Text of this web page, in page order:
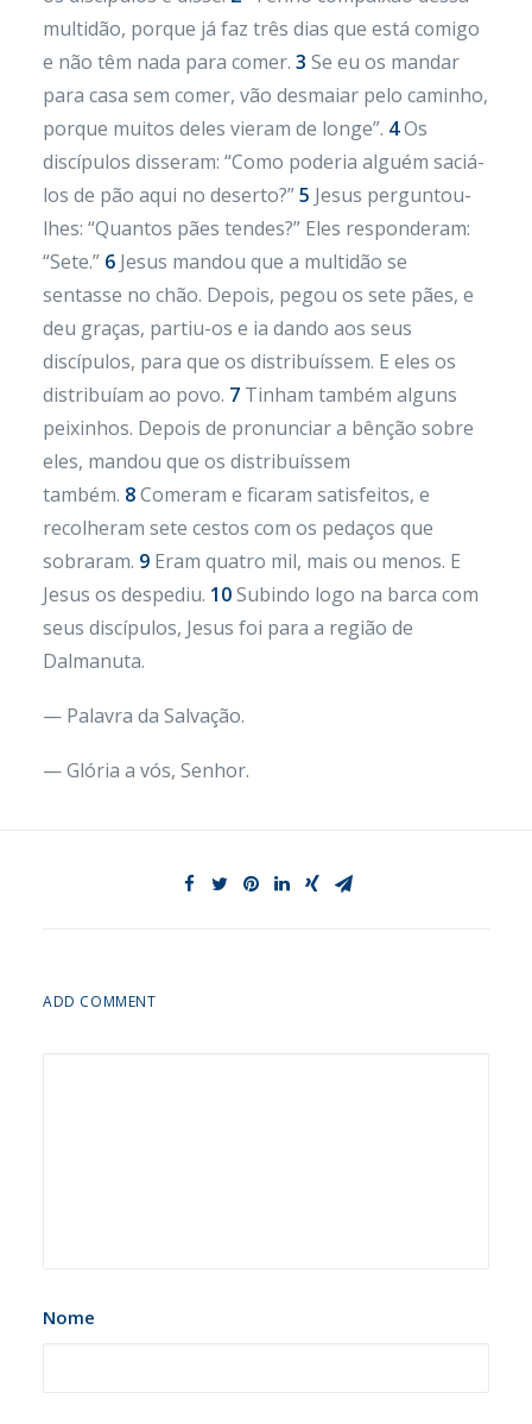
multidão, porque já faz três dias que está comigo
e não têm nada para comer. 3 Se eu os mandar
para casa sem comer, vão desmaiar pelo caminho,
porque muitos deles vieram de longe”. 4Os
discípulos disseram: “Como poderia alguém saciá-
los de pão aqui no deserto?”5 Jesus perguntou-
lhes: “Quantos pães tendes?” Eles responderam:
“Sete.” 6 Jesus mandou que a multidão se
sentasse no chão. Depois, pegou os sete pães, e
deu graças, partiu-os e ia dando aos seus
discípulos, para que os distribuíssem. E eles os
distribuíam ao povo. 7 Tinham também alguns
peixinhos. Depois de pronunciar a bênção sobre
eles, mandou que os distribuíssem
também. 8Comeram e ficaram satisfeitos, e
recolheram sete cestos com os pedaços que
sobraram. 9 Eram quatro mil, mais ou menos. E
Jesus os despediu. 10Subindo logo na barca com
seus discípulos, Jesus foi para a região de
Dalmanuta.
— Palavra da Salvação.
— Glória a vós, Senhor.
ADD COMMENT
Nome